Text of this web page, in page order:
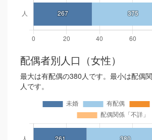
配偶者別人口（女性）
最大は有配偶の380人です。最小は配偶
人です。